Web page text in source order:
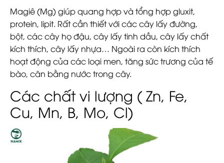
Magiê (Mg) giúp quang hợp và tổng hợp gluxit,
protein, lipit. Rất cần thiết với các cây lấy đường,
bột, các cây họ đậu, cây lấy tinh dầu, cây lấy chất
kích thích, cây lấy nhựa… Ngoài ra còn kích thích
hoạt động của các loại men, tăng sức trương của tế
bào, cân bằng nước trong cây.
Các chất vi lượng ( Zn, Fe,
Cu, Mn, B, Mo, Cl)